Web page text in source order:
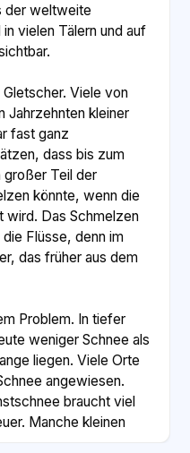
der weltweite
vielen Tälern und auf
Viele von
Jahrzehnten kleiner
fast ganz
dass bis zum
großer Teil der
könnte, wenn die
wird. Das Schmelzen
Flüsse, denn im
das früher aus dem
Problem. In tiefer
weniger Schnee als
liegen. Viele Orte
angewiesen.
braucht viel
Manche kleinen